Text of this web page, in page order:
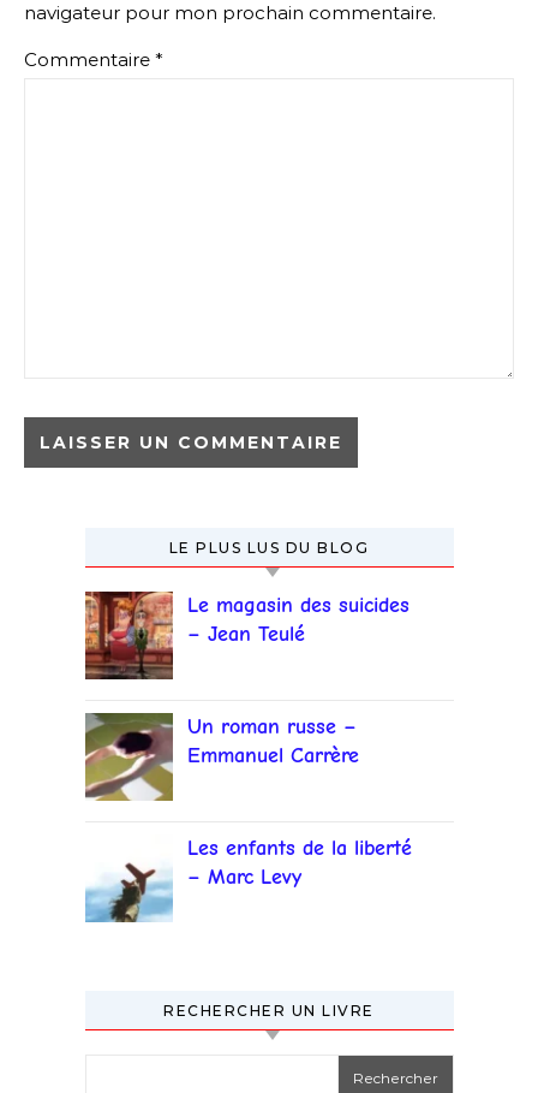
navigateur pour mon prochain commentaire.
Commentaire *
LE PLUS LUS DU BLOG
Le magasin des suicides
– Jean Teulé
Un roman russe –
Emmanuel Carrère
Les enfants de la liberté
– Marc Levy
RECHERCHER UN LIVRE